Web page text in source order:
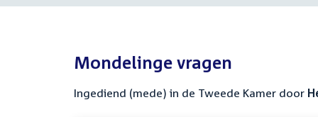
Mondelinge vragen
Ingediend (mede) in de Tweede Kamer door